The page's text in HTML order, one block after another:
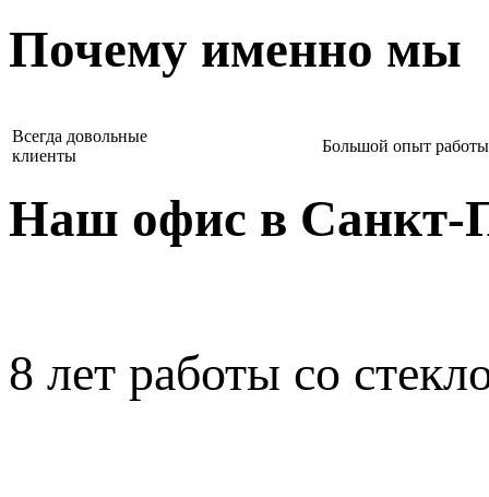
Почему именно мы
Всегда довольные
клиенты
Большой опыт
Наш офис в Санкт-
8 лет работы со